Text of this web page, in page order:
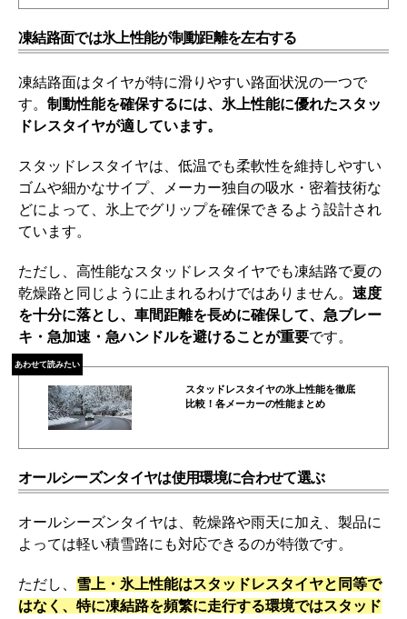
凍結路面では氷上性能が制動距離を左右する
凍結路面はタイヤが特に滑りやすい路面状況の一つで
す。 制動性能を確保するには、氷上性能に優れたスタッ
ドレスタイヤが適しています。
スタッドレスタイヤは、低温でも柔軟性を維持しやすい
ゴムや細かなサイプ、メーカー独自の吸水・密着技術な
どによって、氷上でグリップを確保できるよう設計され
ています。
ただし、高性能なスタッドレスタイヤでも凍結路で夏の
乾燥路と同じように止まれるわけではありません。 速度
を十分に落とし、車間距離を長めに確保して、急ブレー
キ・急加速・急ハンドルを避けることが重要です。
あわせて読みたい
スタッドレスタイヤの氷上性能を徹底
比較！各メーカーの性能まとめ
オールシーズンタイヤは使用環境に合わせて選ぶ
オールシーズンタイヤは、乾燥路や雨天に加え、製品に
よっては軽い積雪路にも対応できるのが特徴です。
ただし、 雪上・氷上性能はスタッドレスタイヤと同等で
はなく、特に凍結路を頻繁に走行する環境ではスタッド